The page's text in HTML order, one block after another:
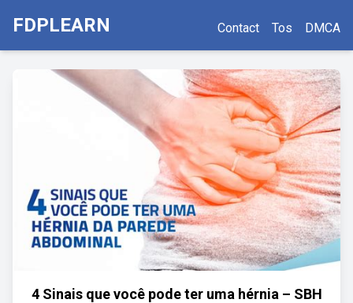
FDPLEARN Contact Tos DMCA
4 Sinais que você pode ter uma hérnia – SBH